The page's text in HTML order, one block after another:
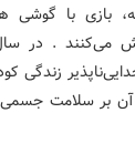
بازی با
می‌کنند . در
زندگی
آن بر سلامت